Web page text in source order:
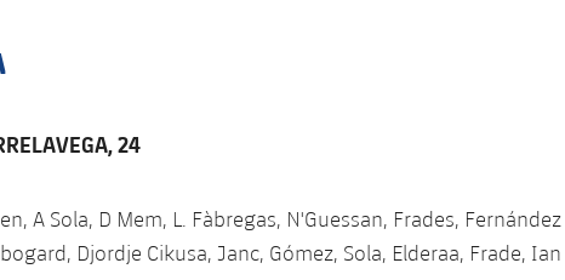
24
A Sola, D Mem, L. Fàbregas, N'Guessan, Frades,
Djordje Cikusa, Janc, Gómez, Sola, Elderaa, Frade,